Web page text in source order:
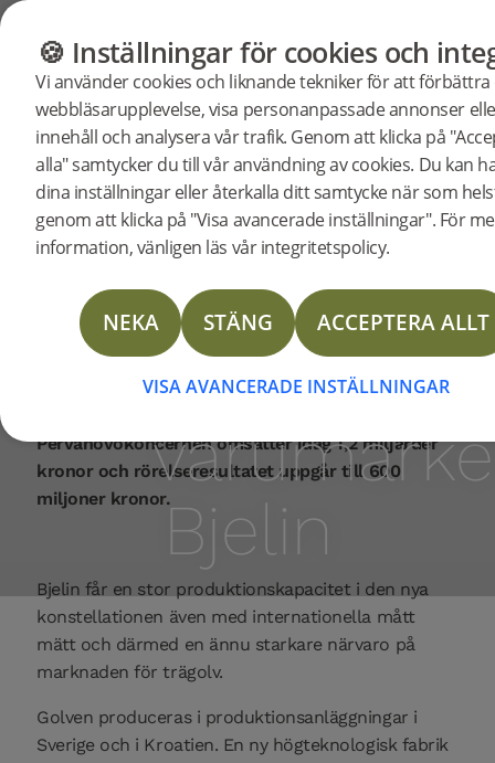
OUTLET
🍪 Inställningar för cookies och
Vi använder cookies och liknande tekniker för att förbättra
webbläsarupplevelse, visa personanpassade annonser
innehåll och analysera vår trafik. Genom att klicka på
alla" samtycker du till vår användning av cookies. Du kan
dina inställningar eller återkalla ditt samtycke när som
genom att klicka på "Visa avancerade inställningar". För
information, vänligen läs vår integritetspolicy.
NEKA STÄNG ACCEPTERA ALLT
VISA AVANCERADE INSTÄLLNINGAR
Darko
Pervan
under
Bjelin
Startsida Nyheter
2017-02-09 | PRESSRELEASE
Familjen Pervans svenska bolag Pervanovo invest
AB, med bland andra bolagen Välinge Innovation
AB och Bjoorn Flooring, samordnar
golvverksamheten i ett nytt affärsområde - Bjelin.
Pervanovos övriga verksamheter ingår i
Pervanovo Hotels. Under varumärket Bjelin
samlas all försäljning av golv som tillverkas i
Sverige och Kroatien. Forskning, utveckling och
licensiering ligger kvar i dotterbolaget Välinge
Pervanovokoncernen omsätter idag 1,2 miljarder
kronor och rörelseresultatet uppgår till 600
miljoner kronor.
Bjelin får en stor produktionskapacitet i den nya
konstellationen även med internationella mått
mätt och därmed en ännu starkare närvaro på
marknaden för trägolv.
Golven produceras i produktionsanläggningar i
Sverige och i Kroatien. En ny högteknologisk fabrik